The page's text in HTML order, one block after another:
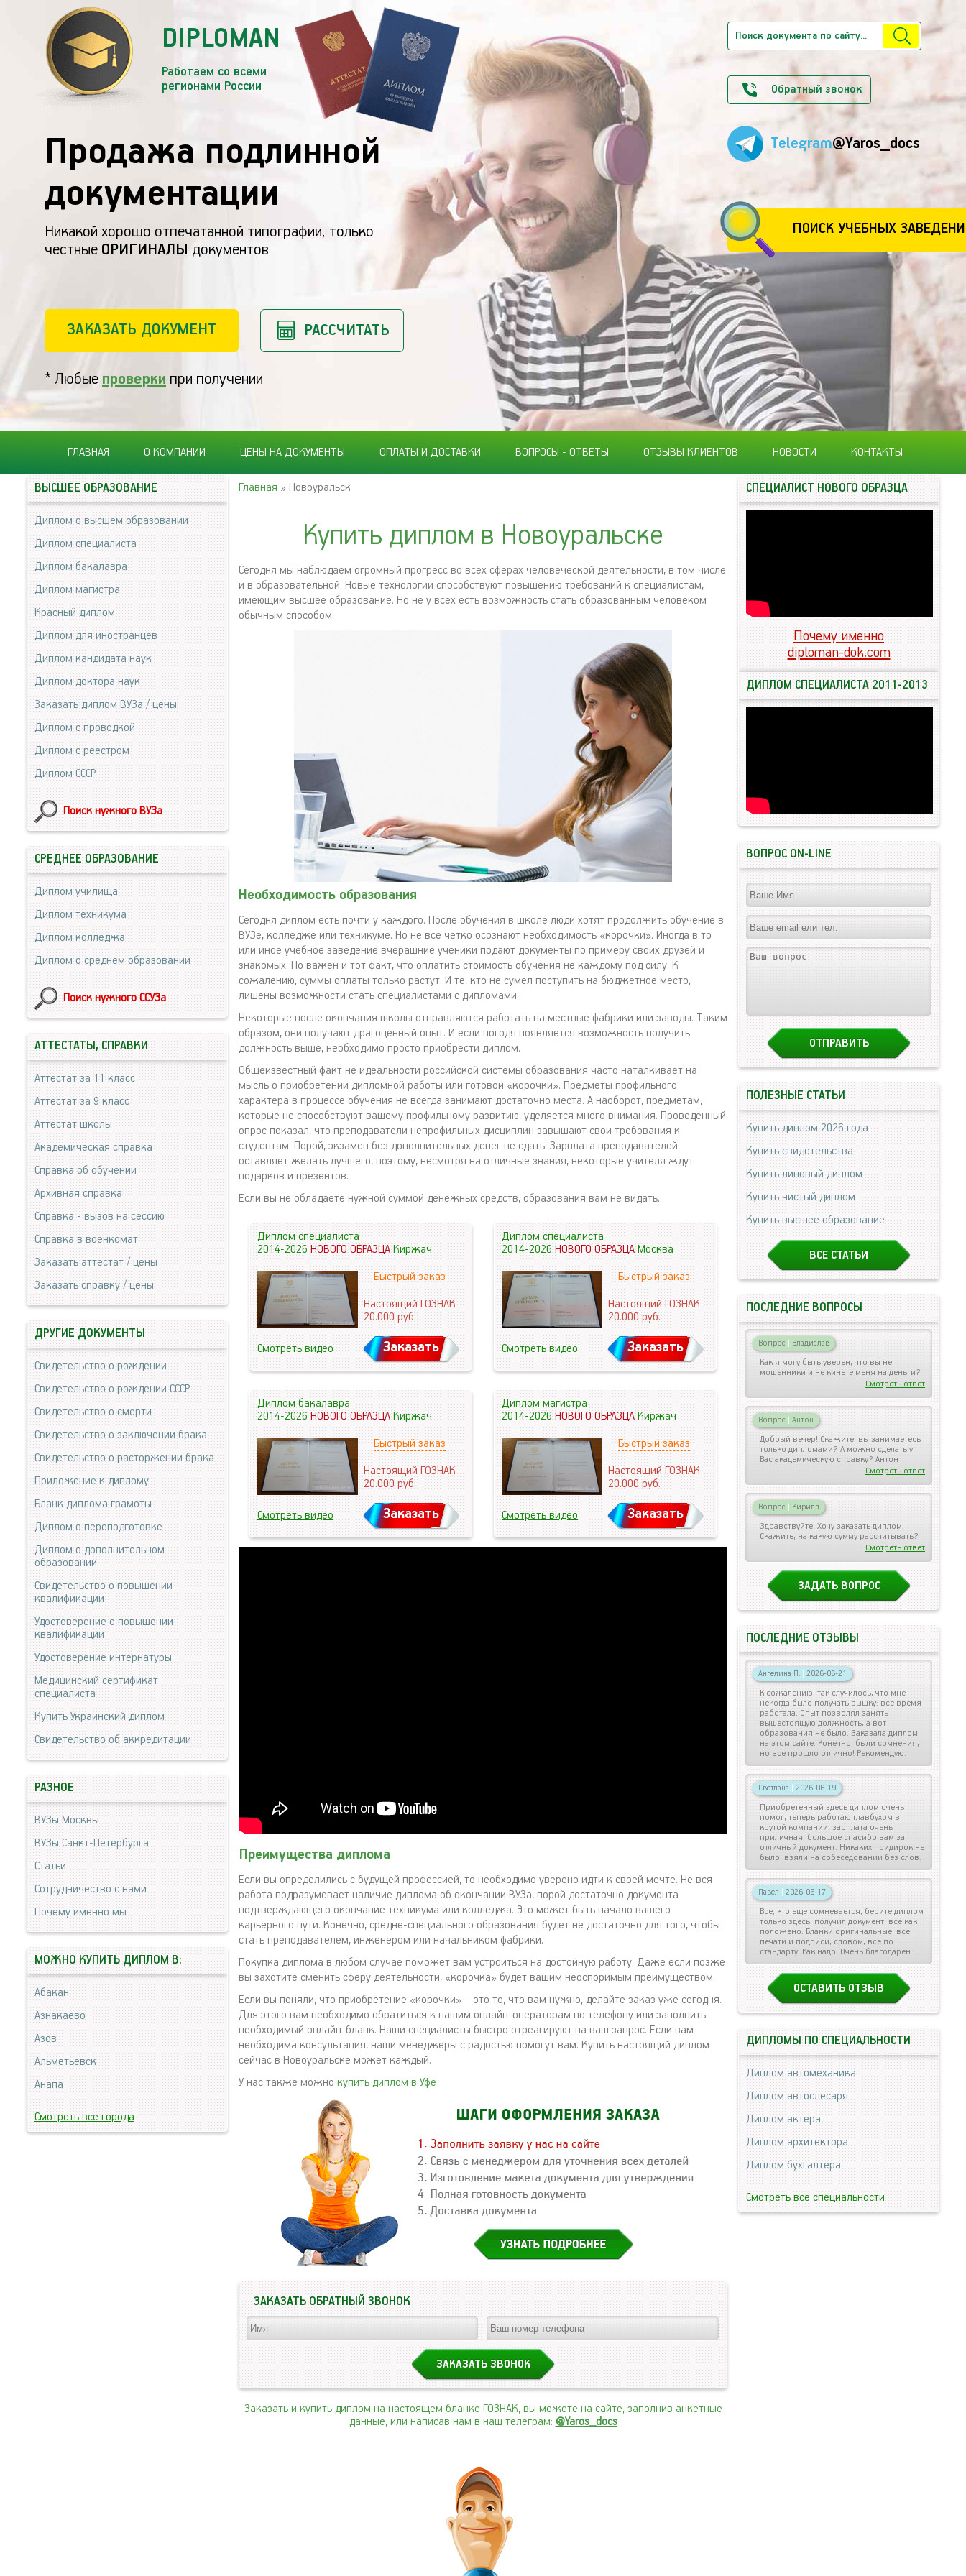
DIPLOMAN
Работаем со всеми
регионами России
Продажа подлинной
документации
Никакой хорошо отпечатанной типографии, только
честные ОРИГИНАЛЫ документов
ЗАКАЗАТЬ ДОКУМЕНТ РАССЧИТАТЬ
* Любые проверки при получении
Обратный звонок
Telegram@Yaros_docs
ПОИСК УЧЕБНЫХ
ГЛАВНАЯ О КОМПАНИИ ЦЕНЫ НА ДОКУМЕНТЫ ОПЛАТЫ И ДОСТАВКИ ВОПРОСЫ - ОТВЕТЫ ОТЗЫВЫ КЛИЕНТОВ НОВОСТИ КОНТАКТЫ
Главная » Новоуральск
Купить диплом в Новоуральске
Сегодня мы наблюдаем огромный прогресс во всех сферах человеческой деятельности, в том числе
и в образовательной. Новые технологии способствуют повышению требований к специалистам,
имеющим высшее образование. Но не у всех есть возможность стать образованным человеком
обычным способом.
Необходимость образования
Сегодня диплом есть почти у каждого. После обучения в школе люди хотят продолжить обучение в
ВУЗе, колледже или техникуме. Но не все четко осознают необходимость «корочки». Иногда в то
или иное учебное заведение вчерашние ученики подают документы по примеру своих друзей и
знакомых. Но важен и тот факт, что оплатить стоимость обучения не каждому под силу. К
сожалению, суммы оплаты только растут. И те, кто не сумел поступить на бюджетное место,
лишены возможности стать специалистами с дипломами.
Некоторые после окончания школы отправляются работать на местные фабрики или заводы. Таким
образом, они получают драгоценный опыт. И если погодя появляется возможность получить
должность выше, необходимо просто приобрести диплом.
Общеизвестный факт не идеальности российской системы образования часто наталкивает на
мысль о приобретении дипломной работы или готовой «корочки». Предметы профильного
характера в процессе обучения не всегда занимают достаточно места. А наоборот, предметам,
которые не способствуют вашему профильному развитию, уделяется много внимания. Проведенный
опрос показал, что преподаватели непрофильных дисциплин завышают свои требования к
студентам. Порой, экзамен без дополнительных денег не сдать. Зарплата преподавателей
оставляет желать лучшего, поэтому, несмотря на отличные знания, некоторые учителя ждут
подарков и презентов.
Если вы не обладаете нужной суммой денежных средств, образования вам не видать.
Диплом специалиста
2014-2026НОВОГО ОБРАЗЦАКиржач
Быстрый заказ
Настоящий ГОЗНАК
20.000руб.
Смотреть видео Заказать
Диплом специалиста
2014-2026НОВОГО ОБРАЗЦАМосква
Быстрый заказ
Настоящий ГОЗНАК
20.000руб.
Смотреть видео Заказать
Диплом бакалавра
2014-2026НОВОГО ОБРАЗЦАКиржач
Быстрый заказ
Настоящий ГОЗНАК
20.000руб.
Смотреть видео Заказать
Диплом магистра
2014-2026НОВОГО ОБРАЗЦАКиржач
Быстрый заказ
Настоящий ГОЗНАК
20.000руб.
Смотреть видео Заказать
Преимущества диплома
Если вы определились с будущей профессией, то необходимо уверено идти к своей мечте. Не вся
работа подразумевает наличие диплома об окончании ВУЗа, порой достаточно документа
подтверждающего окончание техникума или колледжа. Это может быть начало вашего
карьерного пути. Конечно, средне-специального образования будет не достаточно для того, чтобы
стать преподавателем, инженером или начальником фабрики.
Покупка диплома в любом случае поможет вам устроиться на достойную работу. Даже если позже
вы захотите сменить сферу деятельности, «корочка» будет вашим неоспоримым преимуществом.
Если вы поняли, что приобретение «корочки» – это то, что вам нужно, делайте заказ уже сегодня.
Для этого вам необходимо обратиться к нашим онлайн-операторам по телефону или заполнить
необходимый онлайн-бланк. Наши специалисты быстро отреагируют на ваш запрос. Если вам
необходима консультация, наши менеджеры с радостью помогут вам. Купить настоящий диплом
сейчас в Новоуральске может каждый.
У нас также можно купить диплом в Уфе
ЗАКАЗАТЬ ОБРАТНЫЙ ЗВОНОК
Заказать и купить диплом на настоящем бланке ГОЗНАК, вы можете на сайте, заполнив анкетные
данные, или написав нам в наш телеграм: @Yaros_docs
ВЫСШЕЕ ОБРАЗОВАНИЕ
Диплом о высшем образовании
Диплом специалиста
Диплом бакалавра
Диплом магистра
Красный диплом
Диплом для иностранцев
Диплом кандидата наук
Диплом доктора наук
Заказать диплом ВУЗа / цены
Диплом с проводкой
Диплом с реестром
Диплом СССР
Поиск нужного ВУЗа
СРЕДНЕЕ ОБРАЗОВАНИЕ
Диплом училища
Диплом техникума
Диплом колледжа
Диплом о среднем образовании
Поиск нужного ССУЗа
АТТЕСТАТЫ, СПРАВКИ
Аттестат за 11 класс
Аттестат за 9 класс
Аттестат школы
Академическая справка
Справка об обучении
Архивная справка
Справка - вызов на сессию
Справка в военкомат
Заказать аттестат / цены
Заказать справку / цены
ДРУГИЕ ДОКУМЕНТЫ
Свидетельство о рождении
Свидетельство о рождении СССР
Свидетельство о смерти
Свидетельство о заключении брака
Свидетельство о расторжении брака
Приложение к диплому
Бланк диплома грамоты
Диплом о переподготовке
Диплом о дополнительном
образовании
Свидетельство о повышении
квалификации
Удостоверение о повышении
квалификации
Удостоверение интернатуры
Медицинский сертификат
специалиста
Купить Украинский диплом
Свидетельство об аккредитации
РАЗНОЕ
ВУЗы Москвы
ВУЗы Санкт-Петербурга
Статьи
Сотрудничество с нами
Почему именно мы
МОЖНО КУПИТЬ ДИПЛОМ В:
Абакан
Азнакаево
Азов
Альметьевск
Анапа
Смотреть все города
СПЕЦИАЛИСТ НОВОГО ОБРАЗЦА
Почему именно
diploman-dok.com
ДИПЛОМ СПЕЦИАЛИСТА 2011-2013
ВОПРОС ON-LINE
ПОЛЕЗНЫЕ СТАТЬИ
Купить диплом 2026 года
Купить свидетельства
Купить липовый диплом
Купить чистый диплом
Купить высшее образование
ВСЕ СТАТЬИ
ПОСЛЕДНИЕ ВОПРОСЫ
Вопрос | Владислав
Как я могу быть уверен, что вы не
мошенники и не кинете меня на деньги?
Смотреть ответ
Вопрос | Антон
Добрый вечер! Скажите, вы занимаетесь
только дипломами? А можно сделать у
Вас академическую справку? Антон
Смотреть ответ
Вопрос | Кирилл
Здравствуйте! Хочу заказать диплом.
Скажите, на какую сумму рассчитывать?
Смотреть ответ
ЗАДАТЬ ВОПРОС
ПОСЛЕДНИЕ ОТЗЫВЫ
Ангелина П. | 2026-06-21
К сожалению, так случилось, что мне
некогда было получать вышку: все время
работала. Опыт позволял занять
вышестоящую должность, а вот
образования не было. Заказала диплом
на этом сайте. Конечно, были сомнения,
но все прошло отлично! Рекомендую.
Светлана | 2026-06-19
Приобретенный здесь диплом очень
помог, теперь работаю главбухом в
крутой компании, зарплата очень
приличная, большое спасибо вам за
отличный документ. Никаких придирок не
было, взяли на собеседовании без слов.
Павел | 2026-06-17
Все, кто еще сомневается, берите диплом
только здесь: получил документ, все как
положено. Бланки оригинальные, все
печати и подписи, словом, все по
стандарту. Как надо. Очень благодарен.
ОСТАВИТЬ ОТЗЫВ
ДИПЛОМЫ ПО СПЕЦИАЛЬНОСТИ
Диплом автомеханика
Диплом автослесаря
Диплом актера
Диплом архитектора
Диплом бухгалтера
Смотреть все специальности